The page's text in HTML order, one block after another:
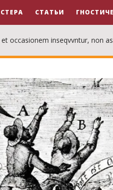
СТАТЬИ
et occasionem inseqvvntur, non